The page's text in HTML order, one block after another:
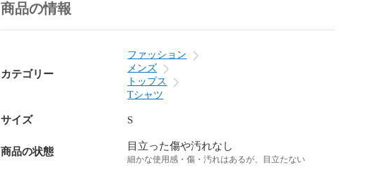
商品の情報
カテゴリー
ファッション
メンズ
トップス
Tシャツ
サイズ S
商品の状態 目立った傷や汚れなし
細かな使用感・傷・汚れはあるが、目立たない